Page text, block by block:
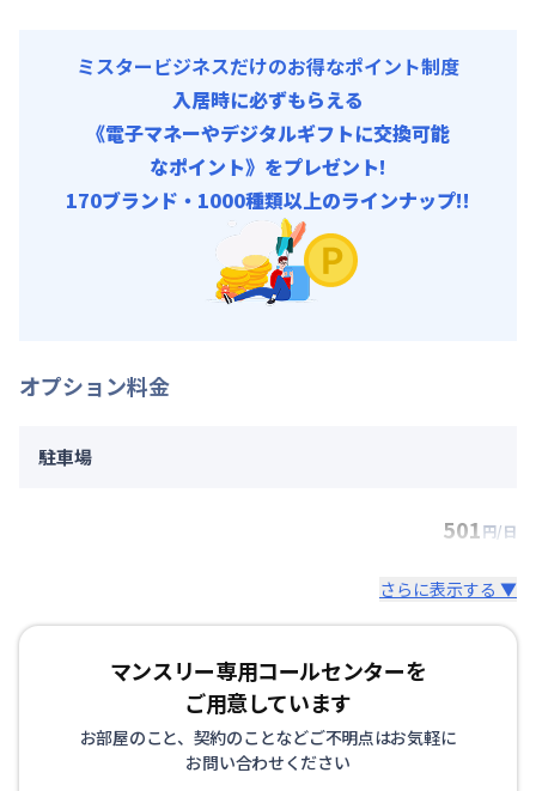
ミスタービジネスだけのお得なポイント制度
入居時に必ずもらえる
《電子マネーやデジタルギフトに交換可能
なポイント》をプレゼント!
170ブランド・1000種類以上のラインナップ!!
オプション料金
駐車場
501円/日
さらに表示する ▼
マンスリー専用コールセンターを
ご用意しています
お部屋のこと、契約のことなどご不明点はお気軽に
お問い合わせください